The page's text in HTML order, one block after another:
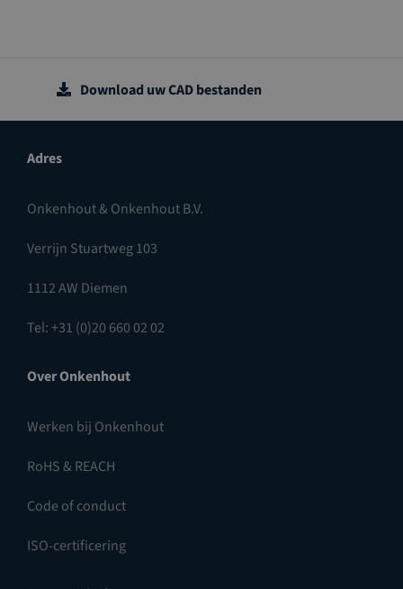
Download uw CAD bestanden
Adres
Onkenhout & Onkenhout B.V.
Verrijn Stuartweg 103
1112 AW Diemen
Tel: +31 (0)20 660 02 02
Over Onkenhout
Werken bij Onkenhout
RoHS & REACH
Code of conduct
ISO-certificering